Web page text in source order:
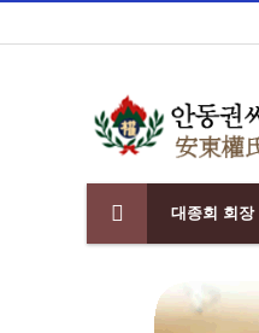
대종회 회장